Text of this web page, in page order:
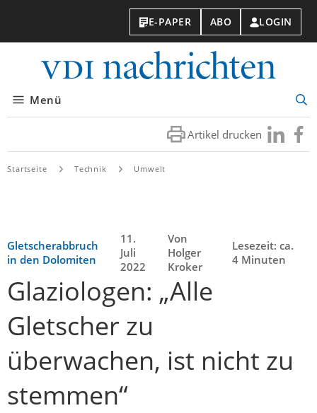
E-PAPER ABO LOGIN
Menü
Artikel drucken Besuchen
Sie
Sie
Startseite Technik Umwelt
Gletscherabbruch
in den Dolomiten
11.
Juli
2022
Von
Holger
Kroker
Lesezeit: ca.
4 Minuten
Glaziologen: „Alle
Gletscher zu
überwachen, ist nicht zu
stemmen“